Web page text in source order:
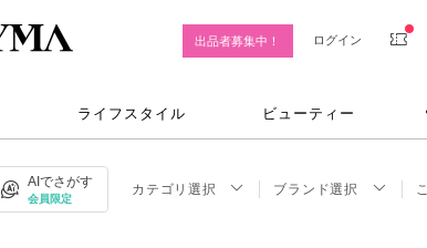
出品者募集中！ ログイン
ライフスタイル ビューティー
AIでさがす
会員限定
カテゴリ選択 ブランド選択